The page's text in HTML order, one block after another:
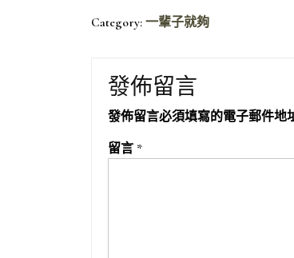
Category: 一輩子就夠
發佈留言
發佈留言必須填寫的電子郵件地
留言 *